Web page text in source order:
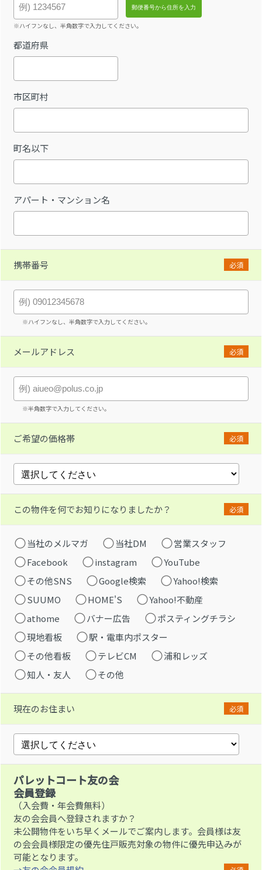
※ハイフンなし、半角数字で入力してください。
都道府県
市区町村
町名以下
アパート・マンション名
携帯番号 必須
※ハイフンなし、半角数字で入力してください。
メールアドレス 必須
※半角数字で入力してください。
ご希望の価格帯 必須
この物件を何でお知りになりましたか？ 必須
当社のメルマガ 当社DM
営業スタッフ
Facebook
instagram
YouTube
その他SNS
Google検索
Yahoo!検索
SUUMO
HOME'S
Yahoo!不動産
athome
バナー広告
ポスティングチラシ
現地看板
駅・電車内ポスター
その他看板
テレビCM
浦和レッズ
知人・友人
その他
現在のお住まい 必須
パレットコート友の会
会員登録
（入会費・年会費無料）
友の会会員へ登録されますか？
未公開物件をいち早くメールでご案内します。会員様は友
の会会員様限定の優先住戸販売対象の物件に優先申込みが
可能となります。